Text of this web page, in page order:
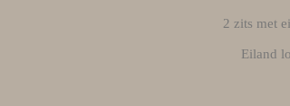
2 zits met
Eiland